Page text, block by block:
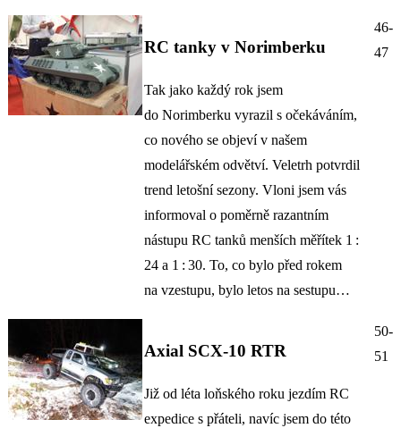
RC tanky v Norimberku
Tak jako každý rok jsem
do Norimberku vyrazil s očekáváním,
co nového se objeví v našem
modelářském odvětví. Veletrh potvrdil
trend letošní sezony. Vloni jsem vás
informoval o poměrně razantním
nástupu RC tanků menších měřítek 1 :
24 a 1 : 30. To, co bylo před rokem
na vzestupu, bylo letos na sestupu…
46-
47
Axial SCX-10 RTR
Již od léta loňského roku jezdím RC
expedice s přáteli, navíc jsem do této
50-
51